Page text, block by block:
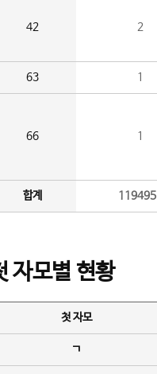
42 2
63 1
66 1
합계
자모별 현황
첫 자모
ㄱ